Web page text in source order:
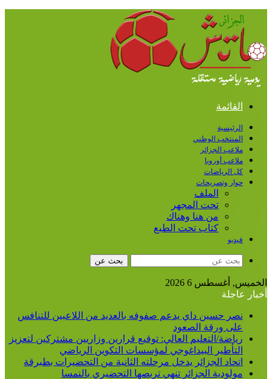
القائمة
الرئيسية
المنتخب الوطني
ملاعب الجزائر
ملاعب أوروبا
كل الرياضات
حوار وتصريحات
الملف
تحت المجهر
من هنا وهناك
كتاب تحت الطبع
فيديو
بحث عن
الخميس, أغسطس 6 2026
أخبار عاجلة
نصر حسين داي يدعم صفوفه بالعديد من اللاعبين للتنافس
على ورقة الصعود
رياضة/التعليم العالي: توقيع قرارين وزاريين مشتركين لتعزيز
التأطير البيداغوجي لمؤسسات التكوين الرياضي
اتحاد الجزائر يدخل مرحلته الثانية من التحضيرات بطبرقة
مولودية الجزائر تنهي تربصها التحضيري بالنمسا